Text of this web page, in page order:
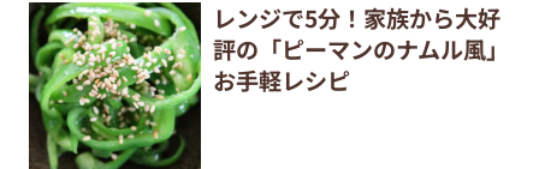
レンジで5分！家族から大好
評の「ピーマンのナムル風」
お手軽レシピ